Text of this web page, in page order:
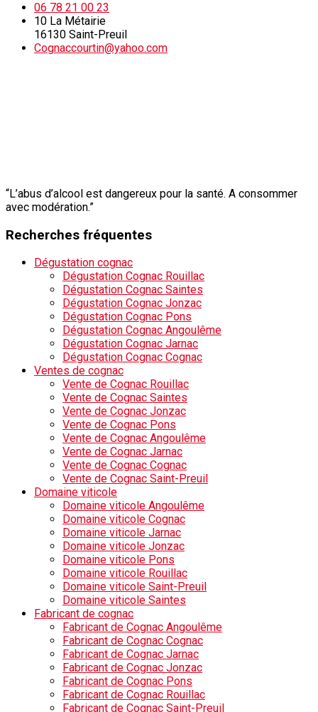
06 78 21 00 23
10 La Métairie
16130 Saint-Preuil
Cognaccourtin@yahoo.com
“L’abus d’alcool est dangereux pour la santé. A consommer
avec modération.”
Recherches fréquentes
Dégustation cognac
Dégustation Cognac Rouillac
Dégustation Cognac Saintes
Dégustation Cognac Jonzac
Dégustation Cognac Pons
Dégustation Cognac Angoulême
Dégustation Cognac Jarnac
Dégustation Cognac Cognac
Ventes de cognac
Vente de Cognac Rouillac
Vente de Cognac Saintes
Vente de Cognac Jonzac
Vente de Cognac Pons
Vente de Cognac Angoulême
Vente de Cognac Jarnac
Vente de Cognac Cognac
Vente de Cognac Saint-Preuil
Domaine viticole
Domaine viticole Angoulême
Domaine viticole Cognac
Domaine viticole Jarnac
Domaine viticole Jonzac
Domaine viticole Pons
Domaine viticole Rouillac
Domaine viticole Saint-Preuil
Domaine viticole Saintes
Fabricant de cognac
Fabricant de Cognac Angoulême
Fabricant de Cognac Cognac
Fabricant de Cognac Jarnac
Fabricant de Cognac Jonzac
Fabricant de Cognac Pons
Fabricant de Cognac Rouillac
Fabricant de Cognac Saint-Preuil